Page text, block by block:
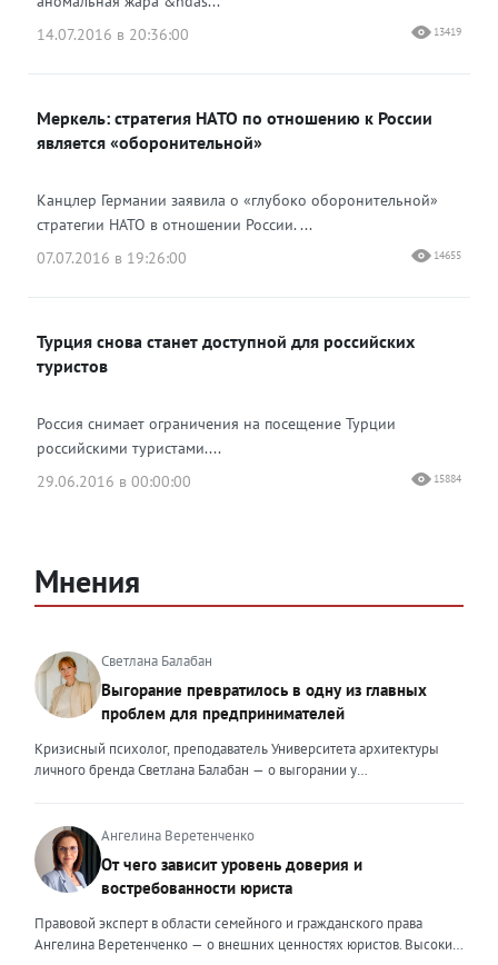
14.07.2016 в 20:36:00
13419
Меркель: стратегия НАТО по отношению к России
является «оборонительной»
Канцлер Германии заявила о «глубоко оборонительной»
стратегии НАТО в отношении России. ...
07.07.2016 в 19:26:00
14655
Турция снова станет доступной для российских
туристов
Россия снимает ограничения на посещение Турции
российскими туристами....
29.06.2016 в 00:00:00
15884
Мнения
Светлана Балабан
Выгорание превратилось в одну из главных
проблем для предпринимателей
Кризисный психолог, преподаватель Университета архитектуры
личного бренда Светлана Балабан — о выгорании у
проблемой, однако выгорание у предпринимателей заметно
отличается от выгорания у наёмных сотрудников. Наёмный
сотрудник может уйти на больничный или в отпуск, пожаловаться
на что-то начальству или сменить работу. Предприниматель — сам
себе начальник и основа системы. Если он устаёт, бизнес не встанет
на паузу, а просто начнёт разваливаться. У предпринимателей
Ангелина Веретенченко
От чего зависит уровень доверия и
востребованности юриста
Правовой эксперт в области семейного и гражданского права
Ангелина Веретенченко — о внешних ценностях юристов. Высокий